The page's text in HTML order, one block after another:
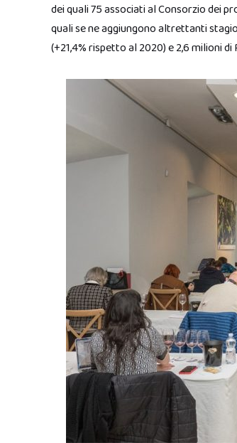
dei quali 75 associati al Consorzio dei
quali se ne aggiungono altrettanti
(+21,4% rispetto al 2020) e 2,6 milioni